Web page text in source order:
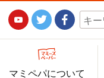
  

マミペパについて